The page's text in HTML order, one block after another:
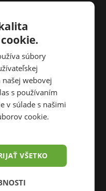
súbory
webovej
s používaním
v súlade s našimi
cookie.
VŠETKO